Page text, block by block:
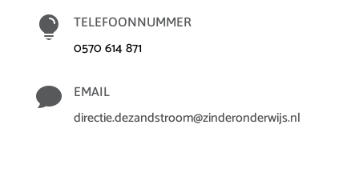
 TELEFOONNUMMER
0570 614 871
 EMAIL
directie.dezandstroom@zinderonderwijs.nl